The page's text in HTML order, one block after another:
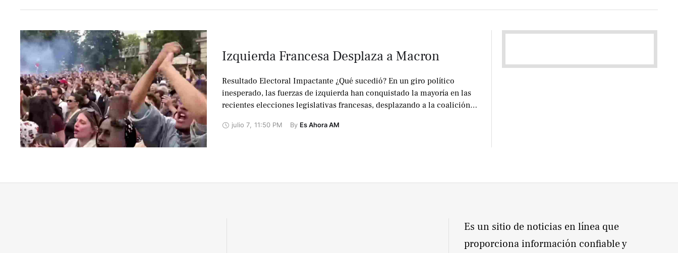
Izquierda Francesa Desplaza a Macron
Resultado Electoral Impactante ¿Qué sucedió? En un giro político
inesperado, las fuerzas de izquierda han conquistado la mayoría en las
recientes elecciones legislativas francesas, desplazando a la coalición
julio 7, 11:50 PM By Es Ahora AM
Es un sitio de noticias en línea que
proporciona información confiable y